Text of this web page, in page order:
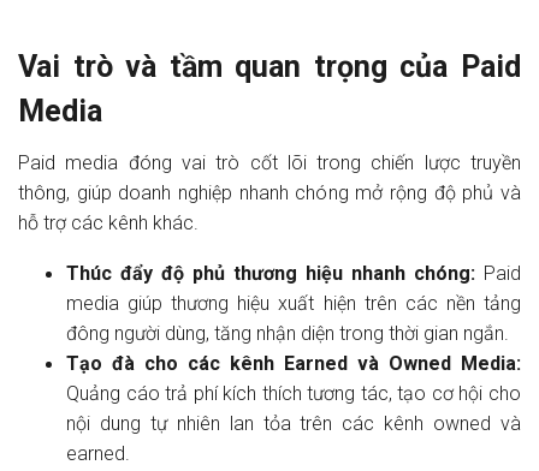
Vai trò và tầm quan trọng của Paid
Media
Paid media đóng vai trò cốt lõi trong chiến lược truyền
thông, giúp doanh nghiệp nhanh chóng mở rộng độ phủ và
hỗ trợ các kênh khác.
Thúc đẩy độ phủ thương hiệu nhanh chóng: Paid
media giúp thương hiệu xuất hiện trên các nền tảng
đông người dùng, tăng nhận diện trong thời gian ngắn.
Tạo đà cho các kênh Earned và Owned Media:
Quảng cáo trả phí kích thích tương tác, tạo cơ hội cho
nội dung tự nhiên lan tỏa trên các kênh owned và
earned.